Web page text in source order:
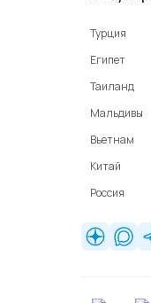
Турция
Египет
Таиланд
Мальдивы
Вьетнам
Китай
Россия